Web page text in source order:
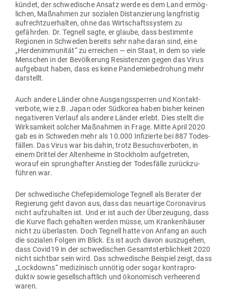
kündet, der schwe­dische Ansatz werde es dem Land ermög­
lichen, Maß­nahmen zur sozialen Distan­zierung lang­fristig
auf­recht­zu­er­halten, ohne das Wirt­schafts­system zu
gefährden. Dr. Tegnell sagte, er glaube, dass bestimmte
Regionen in Schweden bereits sehr nahe daran sind, eine
„Her­den­im­mu­nität“ zu erreichen — ein Staat, in dem so viele
Men­schen in der Bevöl­kerung Resis­tenzen gegen das Virus
auf­gebaut haben, dass es keine Pan­de­mie­be­drohung mehr
darstellt.
Auch andere Länder ohne Aus­gangs­sperren und Kon­takt­
verbote, wie z.B. Japan oder Süd­korea haben bisher keinen
nega­ti­veren Verlauf als andere Länder erlebt. Dies stellt die
Wirk­samkeit solcher Maß­nahmen in Frage. Mitte April 2020
gab es in Schweden mehr als 10.000 Infi­zierte bei 887 Todes­
fällen. Das Virus war bis dahin, trotz Besuchs­ver­boten, in
einem Drittel der Alten­heime in Stockholm auf­ge­treten,
worauf ein sprung­hafter Anstieg der Todes­fälle zurück­zu­
führen war.
Der schwe­dische Che­f­epi­de­miologe Tegnell als Berater der
Regierung geht davon aus, dass das neu­artige Coro­na­virus
nicht auf­zu­halten ist. Und er ist auch der Über­zeugung, dass
die Kurve flach gehalten werden müsse, um Kran­ken­häuser
nicht zu über­lasten. Doch Tegnell hatte von Anfang an auch
die sozialen Folgen im Blick. Es ist auch davon aus­zu­gehen,
dass Covid19 in der schwe­di­schen Gesamt­sterb­lichkeit 2020
nicht sichtbar sein wird. Das schwe­dische Bei­spiel zeigt, dass
„Lock­downs“ medi­zi­nisch unnötig oder sogar kon­tra­pro­
duktiv sowie gesell­schaftlich und öko­no­misch ver­heerend
waren.